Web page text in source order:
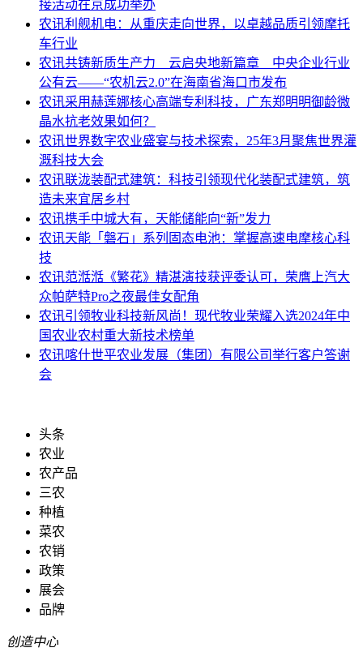
接活动在京成功举办
农讯利舰机电：从重庆走向世界，以卓越品质引领摩托
车行业
农讯共铸新质生产力 云启央地新篇章 中央企业行业
公有云——“农机云2.0”在海南省海口市发布
农讯采用赫莲娜核心高端专利科技，广东郑明明御龄微
晶水抗老效果如何？
农讯世界数字农业盛宴与技术探索，25年3月聚焦世界灌
溉科技大会
农讯联泷装配式建筑：科技引领现代化装配式建筑，筑
造未来宜居乡村
农讯携手中城大有，天能储能向“新”发力
农讯天能「磐石」系列固态电池：掌握高速电摩核心科
技
农讯范湉湉《繁花》精湛演技获评委认可，荣膺上汽大
众帕萨特Pro之夜最佳女配角
农讯引领牧业科技新风尚！现代牧业荣耀入选2024年中
国农业农村重大新技术榜单
农讯喀什世平农业发展（集团）有限公司举行客户答谢
会
头条
农业
农产品
三农
种植
菜农
农销
政策
展会
品牌
创造中心